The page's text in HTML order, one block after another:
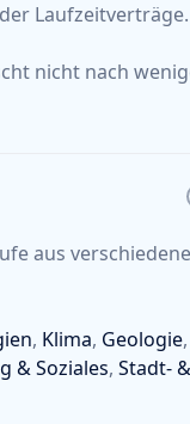
Laufzeitverträge.
nicht nach
aus
, Klima, Geologie,
& Soziales, Stadt- &